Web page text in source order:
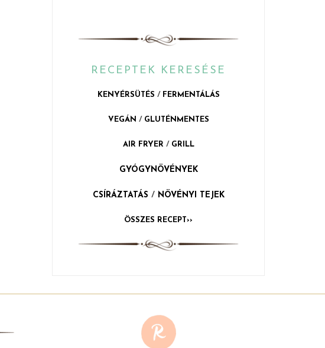
RECEPTEK KERESÉSE
KENYÉRSÜTÉS / FERMENTÁLÁS
VEGÁN / GLUTÉNMENTES
AIR FRYER / GRILL
GYÓGYNÖVÉNYEK
CSÍRÁZTATÁS / NÖVÉNYI TEJEK
ÖSSZES RECEPT››